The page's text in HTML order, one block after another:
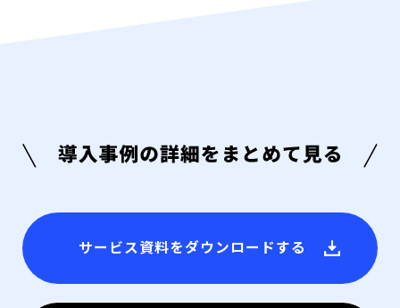
サービス資料をダウンロードする